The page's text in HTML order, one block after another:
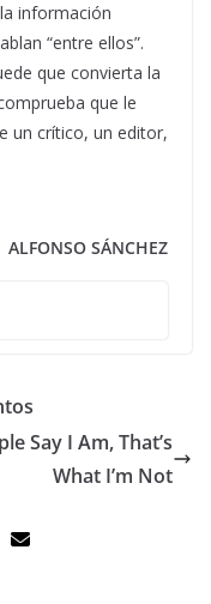
información
“entre ellos”.
que convierta la
que le
un crítico, un editor,
ALFONSO SÁNCHEZ
Say I Am, That’s
What I’m Not